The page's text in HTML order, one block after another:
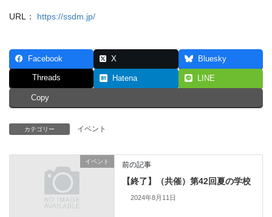
URL： https://ssdm.jp/
Facebook X Bluesky
Threads Hatena LINE
Copy
カテゴリー イベント
イベント 前の記事
【終了】（共催）第42回夏の学校
2024年8月11日